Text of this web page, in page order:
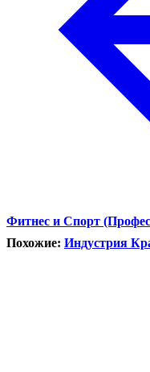
Фитнес и Спорт
Похожие: Индустрия